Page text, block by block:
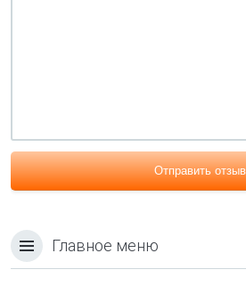
Отправить отзыв
Главное меню